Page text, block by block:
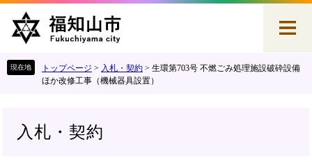
トップページ > 入札・契約 > 生環第703号 不燃ごみ処理施設破砕設備
ほか改修工事（機械器具設置）
入札・契約